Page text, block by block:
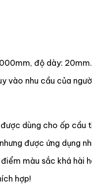
độ dày: 20mm.
vào nhu cầu của
dùng cho ốp cầu
được ứng dụng
màu sắc khá hài
hợp!